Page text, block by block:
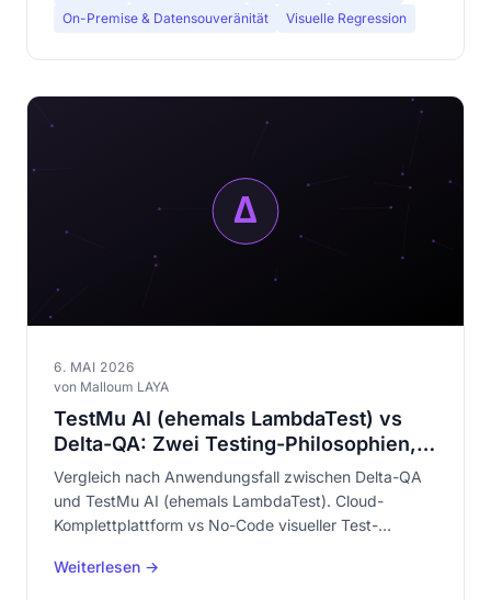
On-Premise & Datensouveränität
Visuelle Regression
6. MAI 2026
von Malloum LAYA
TestMu AI (ehemals LambdaTest) vs
Delta-QA: Zwei Testing-Philosophien,
ein Qualitätsziel
Vergleich nach Anwendungsfall zwischen Delta-QA
und TestMu AI (ehemals LambdaTest). Cloud-
Komplettplattform vs No-Code visueller Test-
Ihrem Team passt.
Weiterlesen →